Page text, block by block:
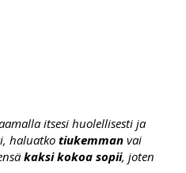
itsesi huolellisesti ja
haluatko tiukemman vai
kaksi kokoa sopii, joten